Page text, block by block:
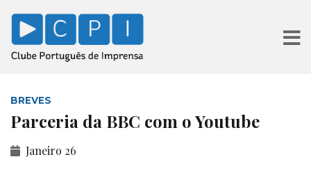
BREVES
Parceria da BBC com o Youtube
Janeiro 26